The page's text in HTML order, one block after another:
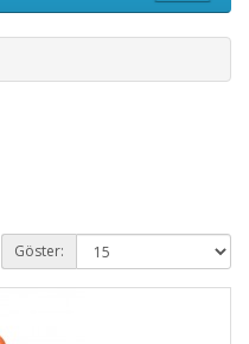
Göster: